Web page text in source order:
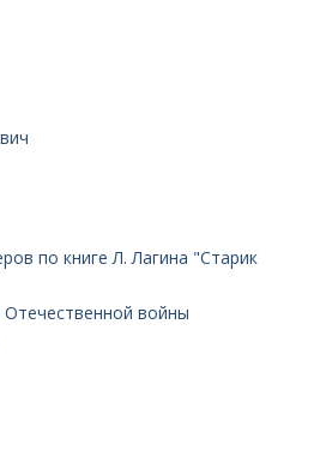
по книге Л. Лагина "Старик
войны